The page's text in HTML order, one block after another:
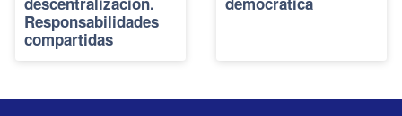
Responsabilidades
compartidas